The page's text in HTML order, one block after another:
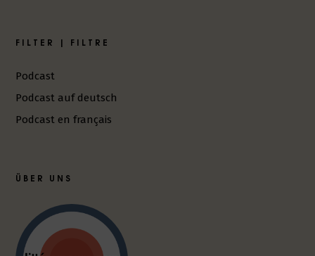
-
c
a
FILTER | FILTRE
Podcast
Podcast auf deutsch
Podcast en français
ÜBER UNS